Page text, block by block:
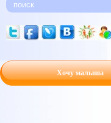
Хочу малыша